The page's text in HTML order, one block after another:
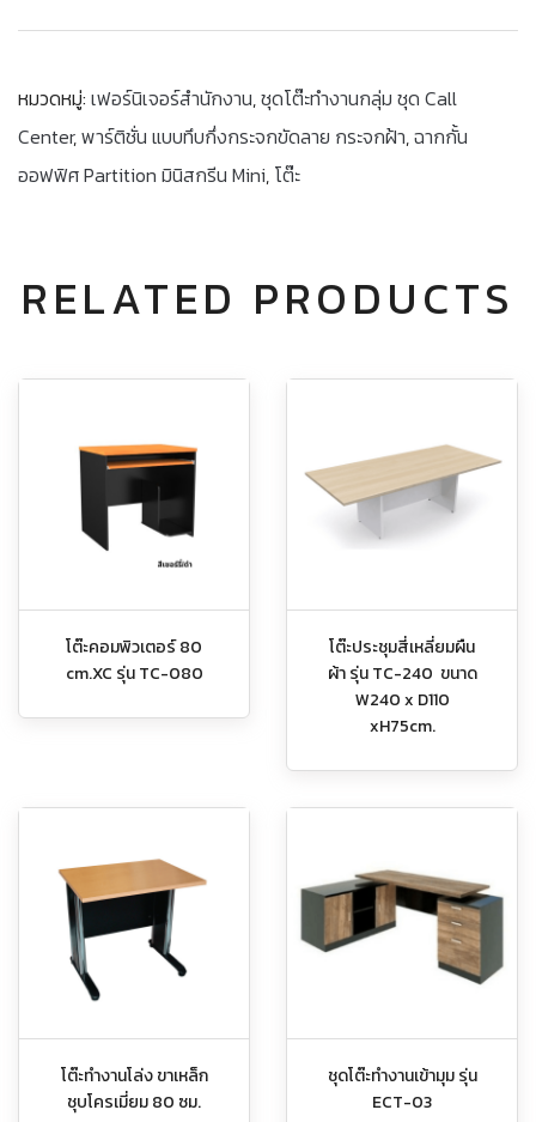
หมวดหมู่: เฟอร์นิเจอร์สำนักงาน,ชุดโต๊ะทำงานกลุ่ม ชุด Call
Center,พาร์ติชั่น แบบทึบกึ่งกระจกขัดลาย กระจกฝ้า,ฉากกั้น
ออฟฟิศ Partition มินิสกรีน Mini, โต๊ะ
RELATED PRODUCTS
โต๊ะคอมพิวเตอร์ 80
cm.XC รุ่น TC-080
โต๊ะประชุมสี่เหลี่ยมผืน
ผ้า รุ่น TC-240 ขนาด
W240 x D110
xH75cm.
โต๊ะทำงานโล่ง ขาเหล็ก
ชุบโครเมี่ยม 80 ซม.
ชุดโต๊ะทำงานเข้ามุม รุ่น
ECT-03